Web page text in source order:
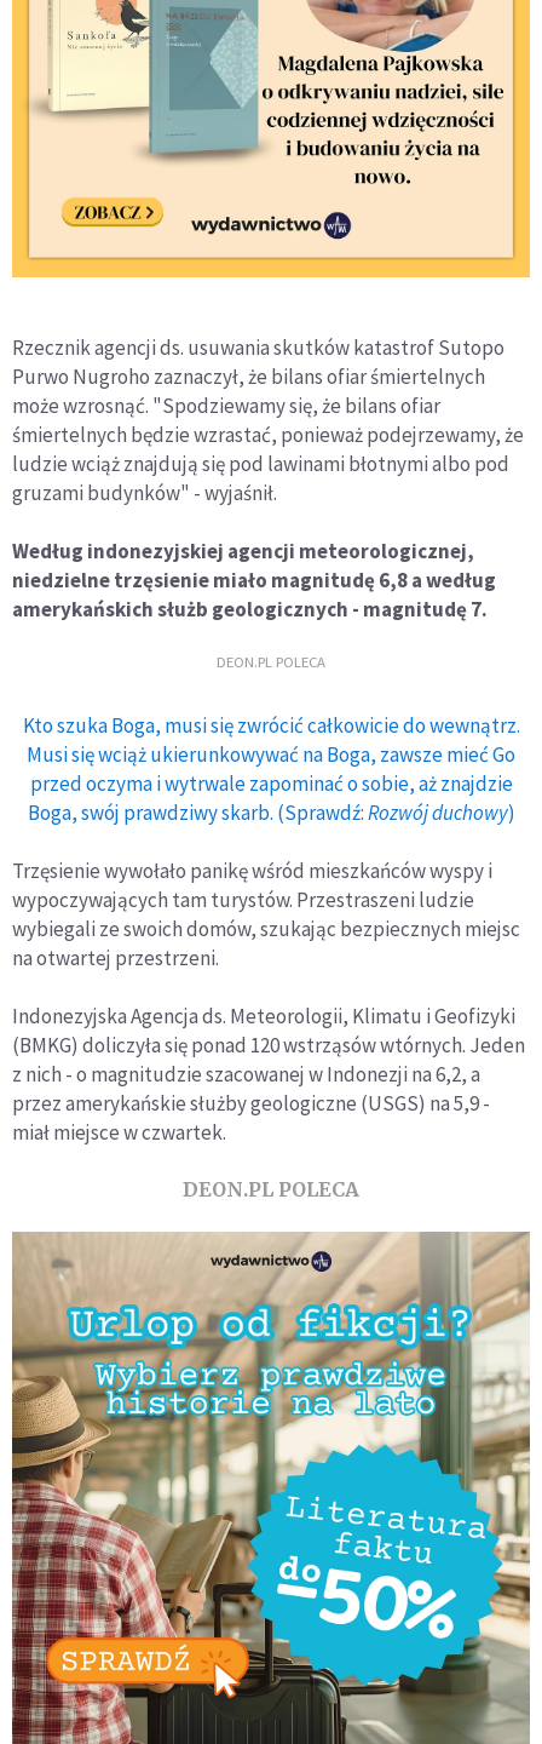
Rzecznik agencji ds. usuwania skutków katastrof Sutopo
Purwo Nugroho zaznaczył, że bilans ofiar śmiertelnych
może wzrosnąć. "Spodziewamy się, że bilans ofiar
śmiertelnych będzie wzrastać, ponieważ podejrzewamy, że
ludzie wciąż znajdują się pod lawinami błotnymi albo pod
gruzami budynków" - wyjaśnił.
Według indonezyjskiej agencji meteorologicznej,
niedzielne trzęsienie miało magnitudę 6,8 a według
amerykańskich służb geologicznych - magnitudę 7.
DEON.PL POLECA
Kto szuka Boga, musi się zwrócić całkowicie do wewnątrz.
Musi się wciąż ukierunkowywać na Boga, zawsze mieć Go
przed oczyma i wytrwale zapominać o sobie, aż znajdzie
Boga, swój prawdziwy skarb. (Sprawdź:Rozwój duchowy)
Trzęsienie wywołało panikę wśród mieszkańców wyspy i
wypoczywających tam turystów. Przestraszeni ludzie
wybiegali ze swoich domów, szukając bezpiecznych miejsc
na otwartej przestrzeni.
Indonezyjska Agencja ds. Meteorologii, Klimatu i Geofizyki
(BMKG) doliczyła się ponad 120 wstrząsów wtórnych. Jeden
z nich - o magnitudzie szacowanej w Indonezji na 6,2, a
przez amerykańskie służby geologiczne (USGS) na 5,9 -
miał miejsce w czwartek.
DEON.PL POLECA